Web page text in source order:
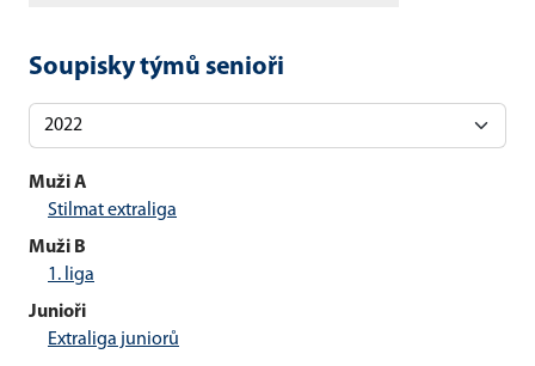
Soupisky týmů senioři
Muži A
Stilmat extraliga
Muži B
1. liga
Junioři
Extraliga juniorů